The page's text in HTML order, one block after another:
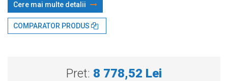
Cere mai multe detalii
COMPARATOR PRODUS
Pret: 8 778,52 Lei
Prin TBI:491.67 Lei x 24 rate*